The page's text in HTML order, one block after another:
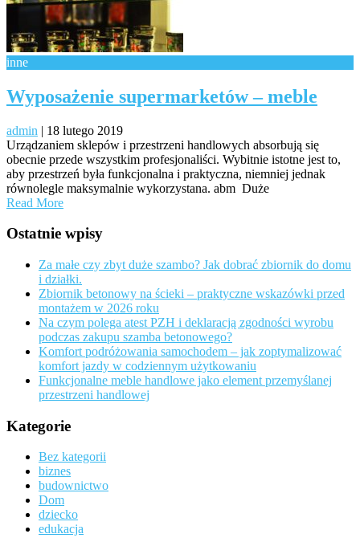
inne
Wyposażenie supermarketów – meble
admin | 18 lutego 2019
Urządzaniem sklepów i przestrzeni handlowych absorbują się
obecnie przede wszystkim profesjonaliści. Wybitnie istotne jest to,
aby przestrzeń była funkcjonalna i praktyczna, niemniej jednak
równolegle maksymalnie wykorzystana. abm Duże
Read More
Ostatnie wpisy
Za małe czy zbyt duże szambo? Jak dobrać zbiornik do domu
i działki.
Zbiornik betonowy na ścieki – praktyczne wskazówki przed
montażem w 2026 roku
Na czym polega atest PZH i deklaracją zgodności wyrobu
podczas zakupu szamba betonowego?
Komfort podróżowania samochodem – jak zoptymalizować
komfort jazdy w codziennym użytkowaniu
Funkcjonalne meble handlowe jako element przemyślanej
przestrzeni handlowej
Kategorie
Bez kategorii
biznes
budownictwo
Dom
dziecko
edukacja